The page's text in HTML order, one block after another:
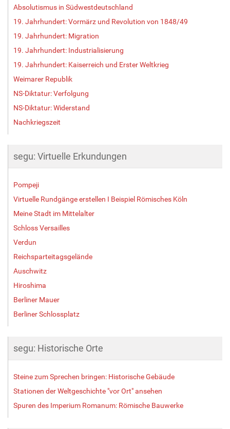
Absolutismus in Südwestdeutschland
19. Jahrhundert: Vormärz und Revolution von 1848/49
19. Jahrhundert: Migration
19. Jahrhundert: Industrialisierung
19. Jahrhundert: Kaiserreich und Erster Weltkrieg
Weimarer Republik
NS-Diktatur: Verfolgung
NS-Diktatur: Widerstand
Nachkriegszeit
segu: Virtuelle Erkundungen
Pompeji
Virtuelle Rundgänge erstellen I Beispiel Römisches Köln
Meine Stadt im Mittelalter
Schloss Versailles
Verdun
Reichsparteitagsgelände
Auschwitz
Hiroshima
Berliner Mauer
Berliner Schlossplatz
segu: Historische Orte
Steine zum Sprechen bringen: Historische Gebäude
Stationen der Weltgeschichte "vor Ort" ansehen
Spuren des Imperium Romanum: Römische Bauwerke